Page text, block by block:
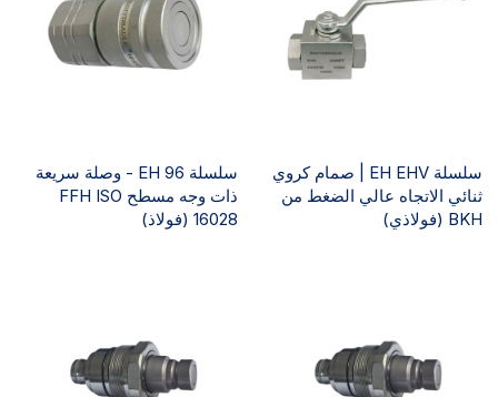
سلسلة EH EHV | صمام كروي
ثنائي الاتجاه عالي الضغط من
BKH (فولاذي)
سلسلة EH 96 - وصلة سريعة
ذات وجه مسطح FFH ISO
16028 (فولاذ)